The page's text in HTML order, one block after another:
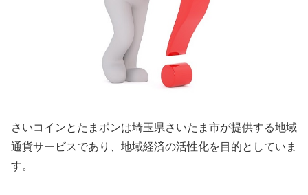
さいコインとたまポンは埼玉県さいたま市が提供する地域
通貨サービスであり、地域経済の活性化を目的としていま
す。